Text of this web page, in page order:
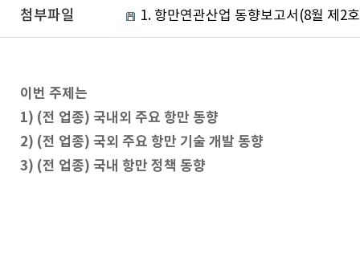
첨부파일 1. 항만연관산업 동향보고서(8월 제2
이번 주제는
1) (전 업종) 국내외 주요 항만 동향
2) (전 업종) 국외 주요 항만 기술 개발 동향
3) (전 업종) 국내 항만 정책 동향